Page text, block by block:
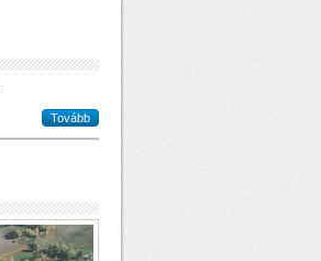
Tovább